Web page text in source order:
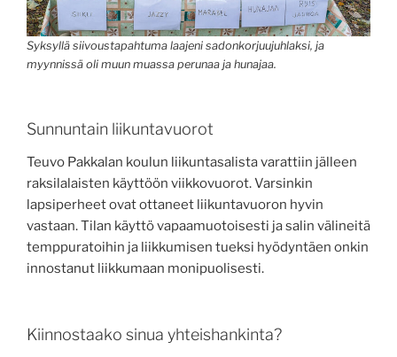
Syksyllä siivoustapahtuma laajeni sadonkorjuujuhlaksi, ja
myynnissä oli muun muassa perunaa ja hunajaa.
Sunnuntain liikuntavuorot
Teuvo Pakkalan koulun liikuntasalista varattiin jälleen
raksilalaisten käyttöön viikkovuorot. Varsinkin
lapsiperheet ovat ottaneet liikuntavuoron hyvin
vastaan. Tilan käyttö vapaamuotoisesti ja salin välineitä
temppuratoihin ja liikkumisen tueksi hyödyntäen onkin
innostanut liikkumaan monipuolisesti.
Kiinnostaako sinua yhteishankinta?